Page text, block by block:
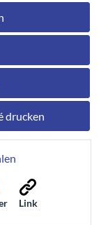
drucken
Link